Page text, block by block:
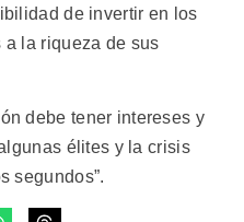
de invertir en los
la riqueza de sus
debe tener intereses y
élites y la crisis
segundos”.